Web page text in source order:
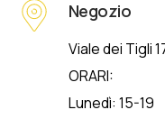
Negozio
Viale dei Tigli
ORARI:
Lunedì: 15-19